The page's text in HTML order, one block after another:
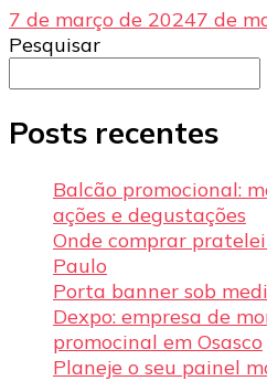
7 de março de 20247 de
Pesquisar
Posts recentes
Balcão promocional:
ações e degustações
Onde comprar
Paulo
Porta banner sob
Dexpo: empresa de
promocinal em Osasco
Planeje o seu painel